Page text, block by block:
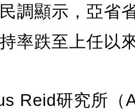
調顯示，亞省
率跌至上任以
Reid研究所（